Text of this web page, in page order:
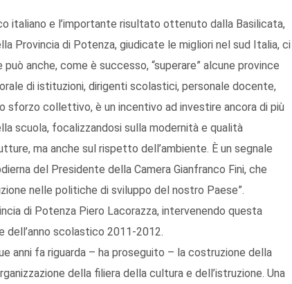
italiano e l’importante risultato ottenuto dalla Basilicata,
Provincia di Potenza, giudicate le migliori nel sud Italia, ci
anche, come è successo, “superare” alcune province
di istituzioni, dirigenti scolastici, personale docente,
sforzo collettivo, è un incentivo ad investire ancora di più
scuola, focalizzandosi sulla modernità e qualità
ma anche sul rispetto dell’ambiente. È un segnale
del Presidente della Camera Gianfranco Fini, che
nelle politiche di sviluppo del nostro Paese”.
di Potenza Piero Lacorazza, intervenendo questa
dell’anno scolastico 2011-2012.
anni fa riguarda – ha proseguito – la costruzione della
della filiera della cultura e dell’istruzione. Una